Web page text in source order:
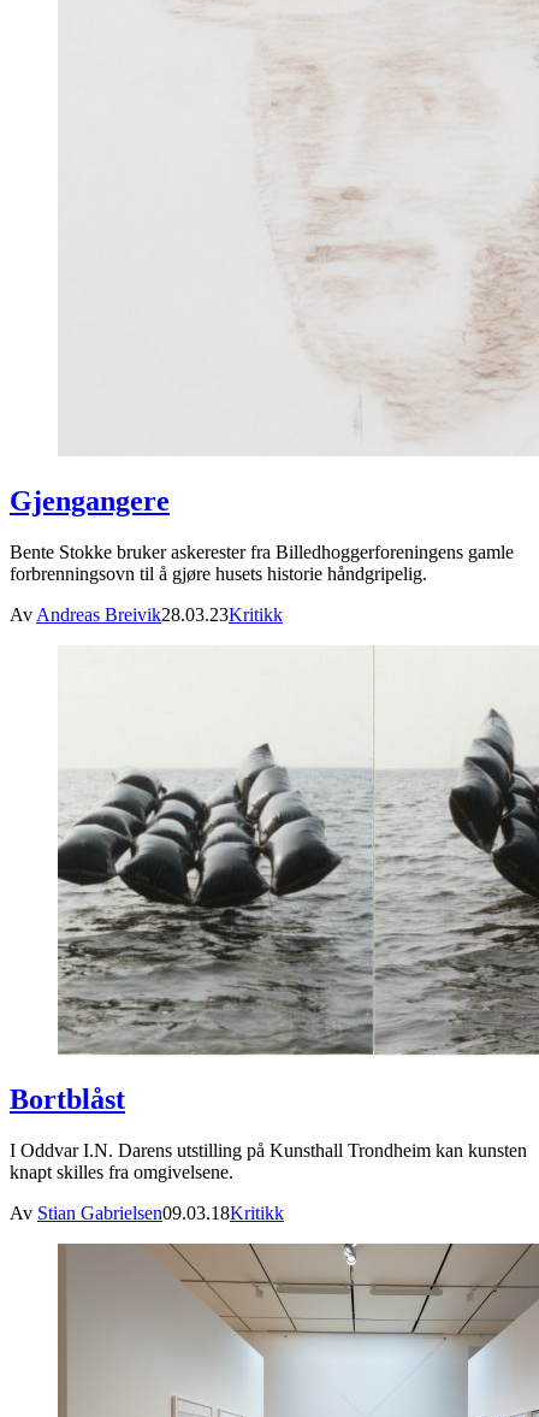
Gjengangere
Bente Stokke bruker askerester fra Billedhoggerforeningens gamle
forbrenningsovn til å gjøre husets historie håndgripelig.
Av Andreas Breivik28.03.23Kritikk
Bortblåst
I Oddvar I.N. Darens utstilling på Kunsthall Trondheim kan kunsten
knapt skilles fra omgivelsene.
Av Stian Gabrielsen09.03.18Kritikk